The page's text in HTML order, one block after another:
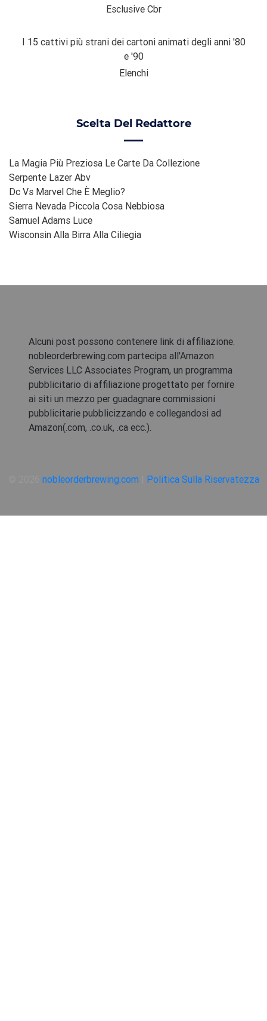
Esclusive Cbr
I 15 cattivi più strani dei cartoni animati degli anni '80
e '90
Elenchi
Scelta Del Redattore
La Magia Più Preziosa Le Carte Da Collezione
Serpente Lazer Abv
Dc Vs Marvel Che È Meglio?
Sierra Nevada Piccola Cosa Nebbiosa
Samuel Adams Luce
Wisconsin Alla Birra Alla Ciliegia
Alcuni post possono contenere link di affiliazione.
nobleorderbrewing.com partecipa all'Amazon
Services LLC Associates Program, un programma
pubblicitario di affiliazione progettato per fornire
ai siti un mezzo per guadagnare commissioni
pubblicitarie pubblicizzando e collegandosi ad
Amazon(.com, .co.uk, .ca ecc.).
nobleorderbrewing.com Politica Sulla Riservatezza